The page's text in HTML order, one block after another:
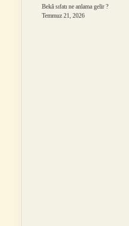
Bekâ sıfatı ne anlama gelir ?
Temmuz 21, 2026